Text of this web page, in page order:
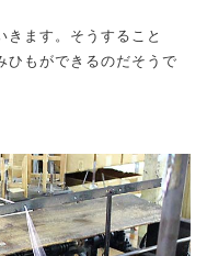
ます。そうすること
ひもができるのだそうで